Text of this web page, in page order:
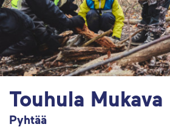
Touhula Mukava
Pyhtää